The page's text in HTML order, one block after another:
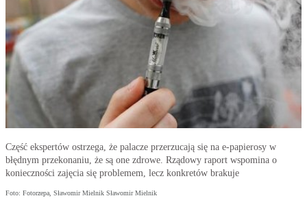
Część ekspertów ostrzega, że palacze przerzucają się na e-papierosy w
błędnym przekonaniu, że są one zdrowe. Rządowy raport wspomina o
konieczności zajęcia się problemem, lecz konkretów brakuje
Foto: Fotorzepa, Sławomir Mielnik Sławomir Mielnik